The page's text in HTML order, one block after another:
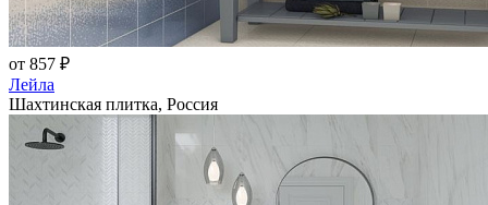
от 857 ₽
Лейла
Шахтинская плитка, Россия